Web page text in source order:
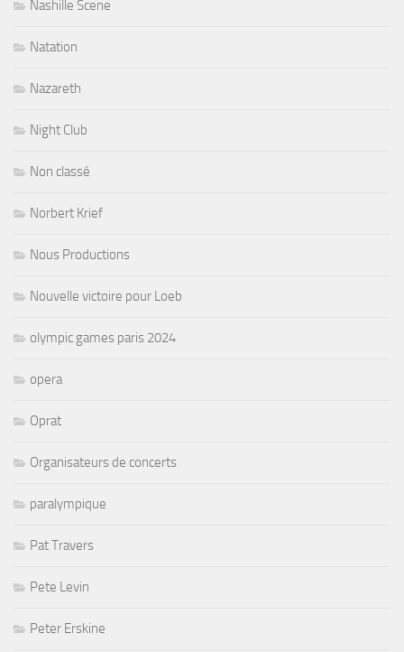
Nashille Scene
Natation
Nazareth
Night Club
Non classé
Norbert Krief
Nous Productions
Nouvelle victoire pour Loeb
olympic games paris 2024
opera
Oprat
Organisateurs de concerts
paralympique
Pat Travers
Pete Levin
Peter Erskine